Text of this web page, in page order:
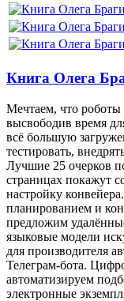
Книга Олега
Мечтаем, что роботы
высвободив время
всё большую
тестировать,
Лучшие 25 очерков
страницах покажут
настройку
планированием и
предложим
языковые модели
для производителя
Телеграм-бота.
автоматизируем
электронные